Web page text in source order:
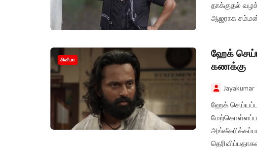
தாக்குதல்
ஆஜராக
சினிமா
ஹேக்
கணக்கு
Jayakumar
ஹேக்